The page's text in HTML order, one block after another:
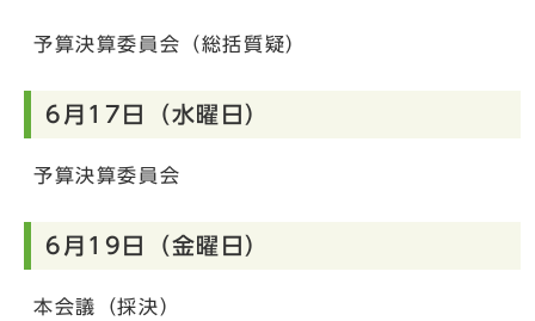
予算決算委員会（総括質疑）
6月17日（水曜日）
予算決算委員会
6月19日（金曜日）
本会議（採決）